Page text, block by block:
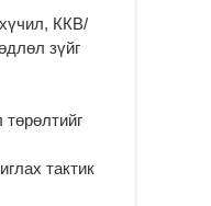
ККВ/
зүйг
төрөлтийг
тактик